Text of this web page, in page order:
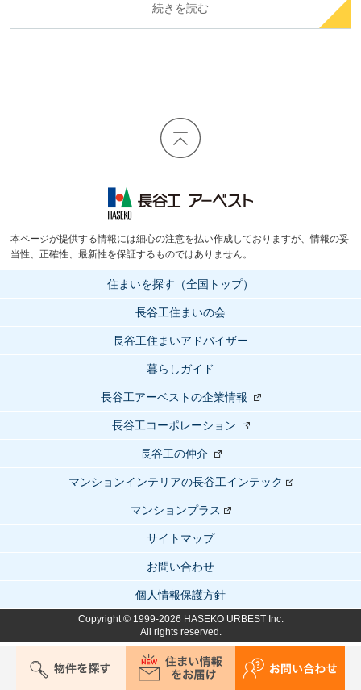
続きを読む
本ページが提供する情報には細心の注意を払い作成しておりますが、情報の妥
当性、正確性、最新性を保証するものではありません。
住まいを探す（全国トップ）
長谷工住まいの会
長谷工住まいアドバイザー
暮らしガイド
長谷工アーベストの企業情報
長谷工コーポレーション
長谷工の仲介
マンションインテリアの長谷工インテック
マンションプラス
サイトマップ
お問い合わせ
個人情報保護方針
Copyright © 1999-2026 HASEKO URBEST Inc.
All rights reserved.